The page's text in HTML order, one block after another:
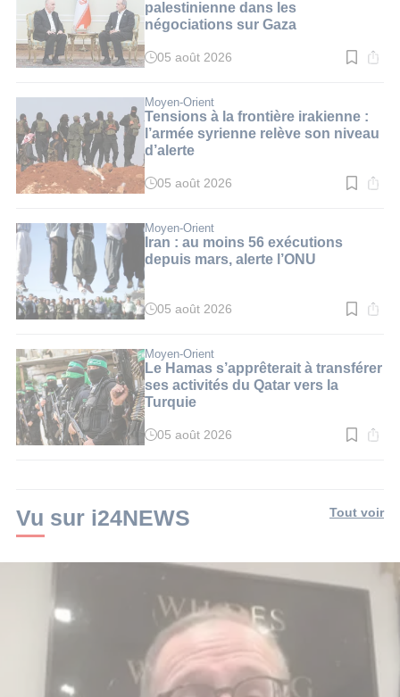
palestinienne dans les
négociations sur Gaza
Temps
:
3
min.
05 août 2026
Moyen-Orient
Tensions à la frontière irakienne :
l’armée syrienne relève son niveau
d’alerte
Temps
:
3
min.
05 août 2026
Moyen-Orient
Iran : au moins 56 exécutions
depuis mars, alerte l’ONU
Temps
:
3
min.
05 août 2026
Moyen-Orient
Le Hamas s’apprêterait à transférer
ses activités du Qatar vers la
Turquie
Temps
05 août 2026
Vu sur i24NEWS Tout voir